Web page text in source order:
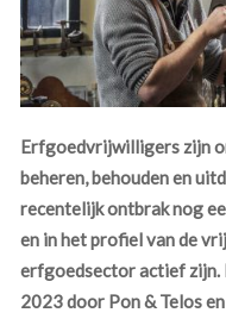
Erfgoedvrijwilligers zijn
beheren, behouden en
recentelijk ontbrak nog
en in het profiel van de
erfgoedsector actief zijn.
2023 door Pon & Telos